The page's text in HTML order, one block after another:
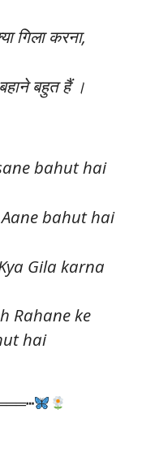
गिला करना,
बहुत हैं ।
bahut hai
bahut hai
Gila karna
Rahane ke
hai